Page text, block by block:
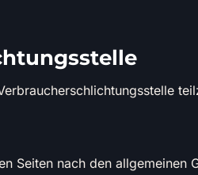
Seiten nach den allgemeinen